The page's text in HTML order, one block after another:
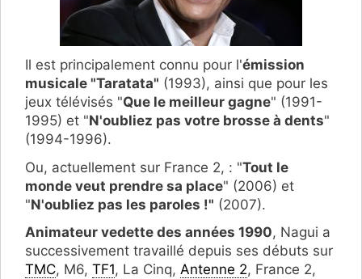
Il est principalement connu pour l'émission
musicale "Taratata" (1993), ainsi que pour les
jeux télévisés "Que le meilleur gagne" (1991-
1995) et "N'oubliez pas votre brosse à dents"
(1994-1996).
Ou, actuellement sur France 2, : "Tout le
monde veut prendre sa place" (2006) et
"N'oubliez pas les paroles !" (2007).
Animateur vedette des années 1990, Nagui a
successivement travaillé depuis ses débuts sur
TMC, M6, TF1, La Cinq, Antenne 2, France 2,